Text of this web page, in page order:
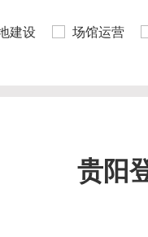
建设 场馆运营
贵阳